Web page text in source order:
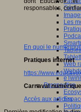
Les
Web
Prospective
responsables,
En quoi le
Pratiques internet
https://
Carnaval numérique
Accès aux articles